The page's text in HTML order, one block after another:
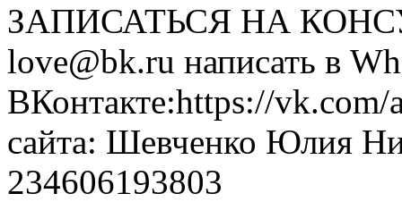
ЗАПИСАТЬСЯ НА
love@bk.ru написать в
ВКонтакте:https://
сайта: Шевченко Юлия
234606193803